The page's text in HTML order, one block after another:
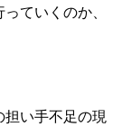
ていくのか、
い手不足の現